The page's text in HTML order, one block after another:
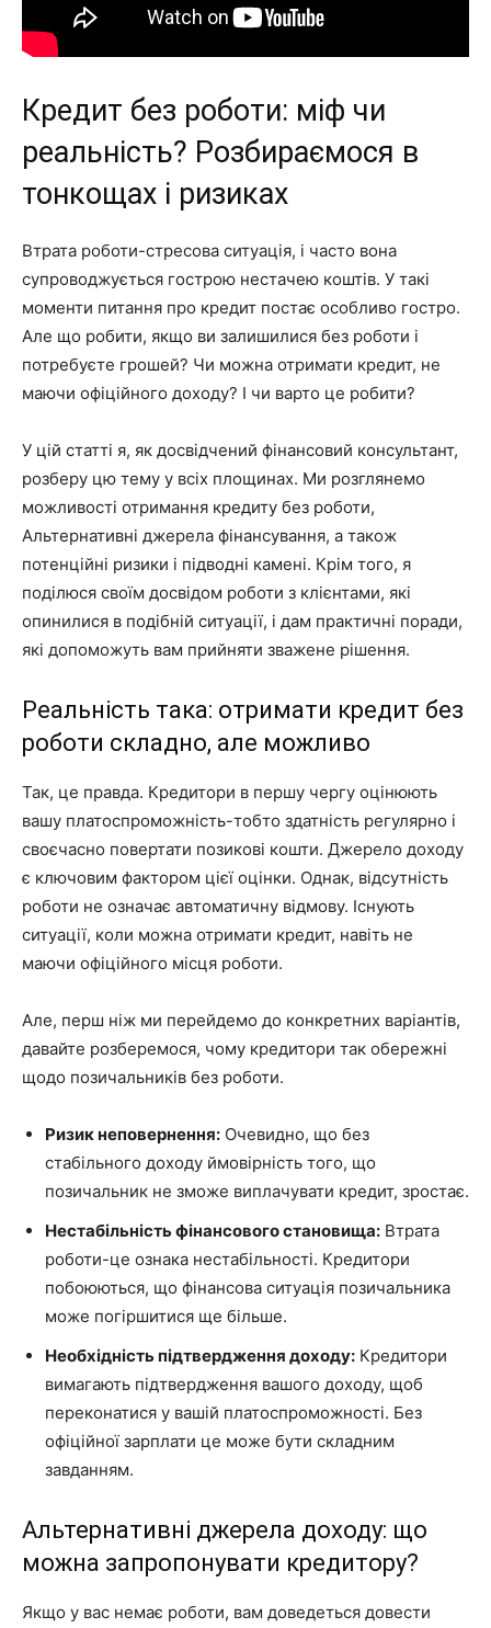
Кредит без роботи: міф чи
реальність? Розбираємося в
тонкощах і ризиках
Втрата роботи-стресова ситуація, і часто вона
супроводжується гострою нестачею коштів. У такі
моменти питання про кредит постає особливо гостро.
Але що робити, якщо ви залишилися без роботи і
потребуєте грошей? Чи можна отримати кредит, не
маючи офіційного доходу? І чи варто це робити?
У цій статті я, як досвідчений фінансовий консультант,
розберу цю тему у всіх площинах. Ми розглянемо
можливості отримання кредиту без роботи,
Альтернативні джерела фінансування, а також
потенційні ризики і підводні камені. Крім того, я
поділюся своїм досвідом роботи з клієнтами, які
опинилися в подібній ситуації, і дам практичні поради,
які допоможуть вам прийняти зважене рішення.
Реальність така: отримати кредит без
роботи складно, але можливо
Так, це правда. Кредитори в першу чергу оцінюють
вашу платоспроможність-тобто здатність регулярно і
своєчасно повертати позикові кошти. Джерело доходу
є ключовим фактором цієї оцінки. Однак, відсутність
роботи не означає автоматичну відмову. Існують
ситуації, коли можна отримати кредит, навіть не
маючи офіційного місця роботи.
Але, перш ніж ми перейдемо до конкретних варіантів,
давайте розберемося, чому кредитори так обережні
щодо позичальників без роботи.
Ризик неповернення: Очевидно, що без
стабільного доходу ймовірність того, що
позичальник не зможе виплачувати кредит, зростає.
Нестабільність фінансового становища: Втрата
роботи-це ознака нестабільності. Кредитори
побоюються, що фінансова ситуація позичальника
може погіршитися ще більше.
Необхідність підтвердження доходу: Кредитори
вимагають підтвердження вашого доходу, щоб
переконатися у вашій платоспроможності. Без
офіційної зарплати це може бути складним
завданням.
Альтернативні джерела доходу: що
можна запропонувати кредитору?
Якщо у вас немає роботи, вам доведеться довести